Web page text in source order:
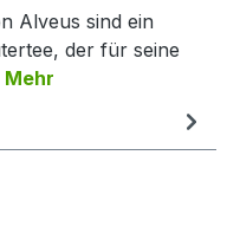
Alveus sind ein
der für seine
Mehr